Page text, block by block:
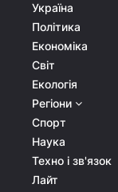
Україна
Політика
Економіка
Світ
Екологія
Регіони
Спорт
Наука
Техно і зв'язок
Лайт